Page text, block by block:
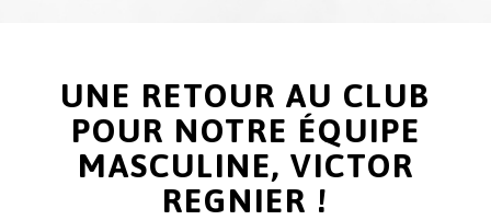
UNE RETOUR AU CLUB
POUR NOTRE ÉQUIPE
MASCULINE, VICTOR
REGNIER !